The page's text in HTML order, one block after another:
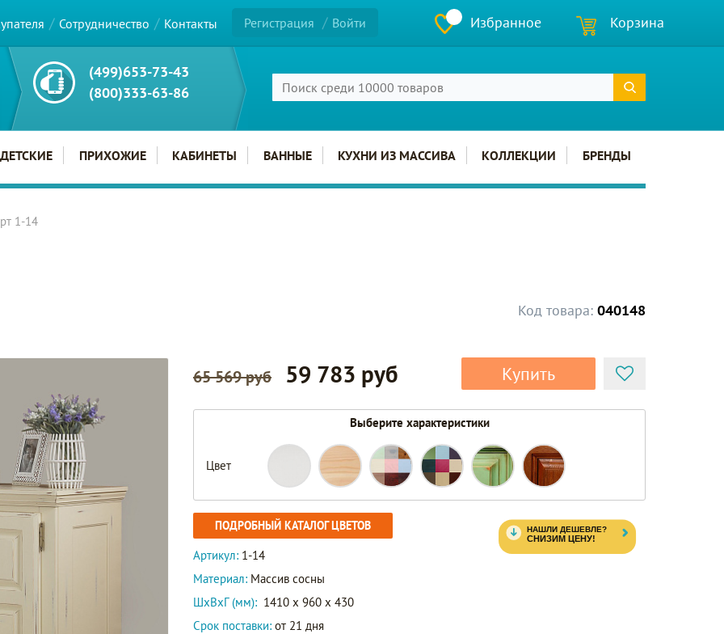
Сотрудничество Контакты Регистрация Войти Избранное Корзина
(499)653-73-43
(800)333-63-86
ДЕТСКИЕ ПРИХОЖИЕ КАБИНЕТЫ ВАННЫЕ КУХНИ ИЗ МАССИВА КОЛЛЕКЦИИ БРЕНДЫ
1-14
Код товара: 040148
65 569 руб 59 783 руб Купить
Выберите характеристики
Цвет
ПОДРОБНЫЙ КАТАЛОГ ЦВЕТОВ
Артикул: 1-14
Материал: Массив сосны
ШxВxГ (мм): 1410 x 960 x 430
Срок поставки: от 21 дня